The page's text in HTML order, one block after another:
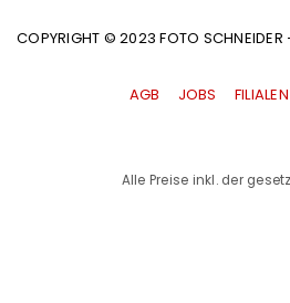
COPYRIGHT © 2023 FOTO SCHNEIDER
AGB JOBS
Alle Preise inkl. der